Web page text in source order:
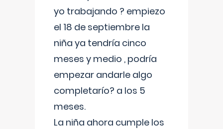
yo trabajando ? empiezo
el 18 de septiembre la
niña ya tendría cinco
meses y medio , podría
empezar andarle algo
completarío? a los 5
meses.
La niña ahora cumple los